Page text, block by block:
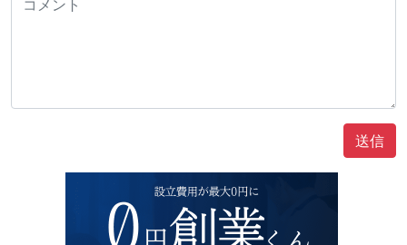
送信